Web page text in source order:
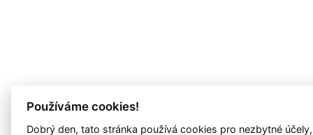
Používáme cookies!
Dobrý den, tato stránka používá cookies pro nezbytné